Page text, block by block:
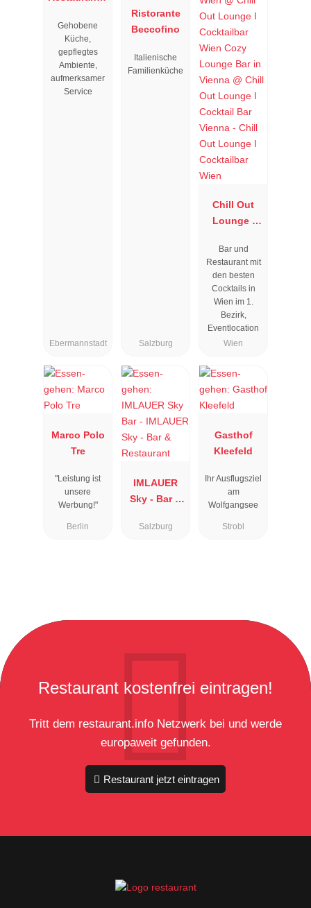
"
Gehobene
Küche,
gepflegtes
Ambiente,
aufmerksamer
Service
Ebermannstadt
Ristorante
Beccofino
Italienische
Familienküche
Salzburg
Chill Out
Lounge I
Wien
Bar und
Restaurant mit
den besten
Cocktails in
Wien im 1.
Bezirk,
Eventlocation
Wien
Marco Polo
Tre
"Leistung ist
unsere
Werbung!"
Berlin
IMLAUER
Sky - Bar &
Salzburg
Gasthof
Kleefeld
Ihr Ausflugsziel
am
Wolfgangsee
Strobl
Restaurant kostenfrei eintragen!
Tritt dem restaurant.info Netzwerk bei und werde
europaweit gefunden.
Restaurant jetzt eintragen